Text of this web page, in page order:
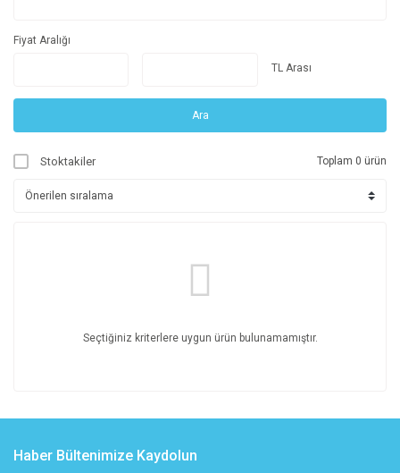
Fiyat Aralığı
TL Arası
Ara
Stoktakiler Toplam 0 ürün
Seçtiğiniz kriterlere uygun ürün bulunamamıştır.
Haber Bültenimize Kaydolun